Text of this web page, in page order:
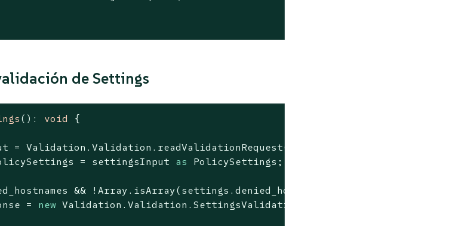
de Settings
( ): void
{
= Validation.Validation.readValidationRequest();
= settingsInput as PolicySettings;
&& !Array .isArray(settings.denied_hostnames)) {
= new Validation.Validation.SettingsValidationResponse(